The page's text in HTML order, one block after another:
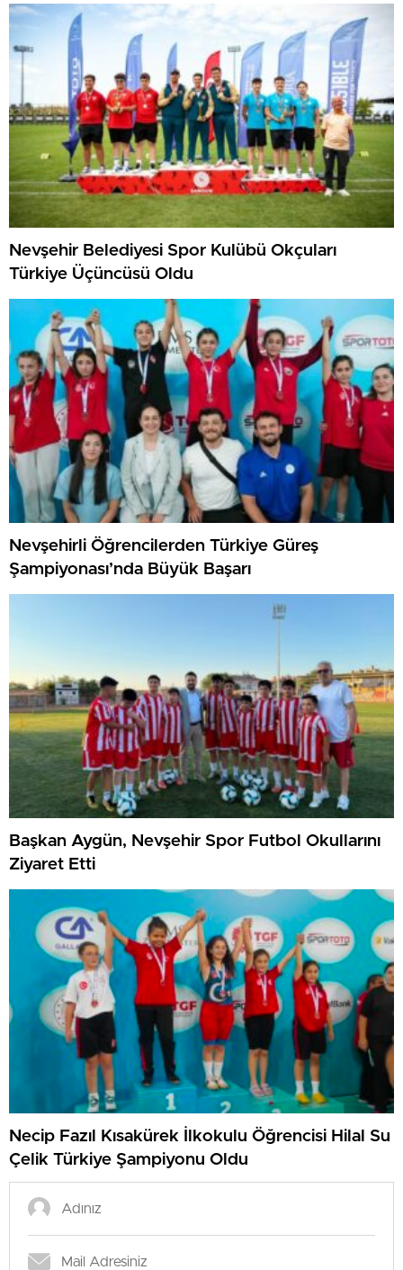
Nevşehir Belediyesi Spor Kulübü Okçuları
Türkiye Üçüncüsü Oldu
Nevşehirli Öğrencilerden Türkiye Güreş
Şampiyonası’nda Büyük Başarı
Başkan Aygün, Nevşehir Spor Futbol Okullarını
Ziyaret Etti
Necip Fazıl Kısakürek İlkokulu Öğrencisi Hilal Su
Çelik Türkiye Şampiyonu Oldu